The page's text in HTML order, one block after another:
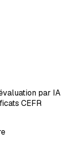
par IA
CEFR